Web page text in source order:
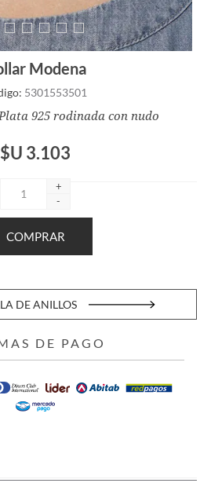
Modena
5301553501
925 rodinada con nudo
$U 3.103
+
-
DE ANILLOS
DE PAGO